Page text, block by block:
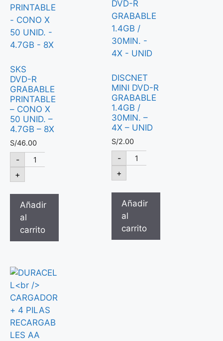
SKS
DVD-R
GRABABLE
PRINTABLE
– CONO X
50 UNID. –
4.7GB – 8X
S/46.00
-
+
Añadir
al
carrito
DISCNET
MINI DVD-R
GRABABLE
1.4GB /
30MIN. –
4X – UNID
S/2.00
-
+
Añadir
al
carrito